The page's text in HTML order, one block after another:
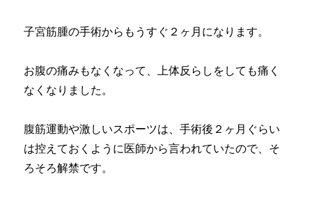
子宮筋腫の手術からもうすぐ２ヶ月になります。
お腹の痛みもなくなって、上体反らしをしても痛く
なくなりました。
腹筋運動や激しいスポーツは、手術後２ヶ月ぐらい
は控えておくように医師から言われていたので、そ
ろそろ解禁です。